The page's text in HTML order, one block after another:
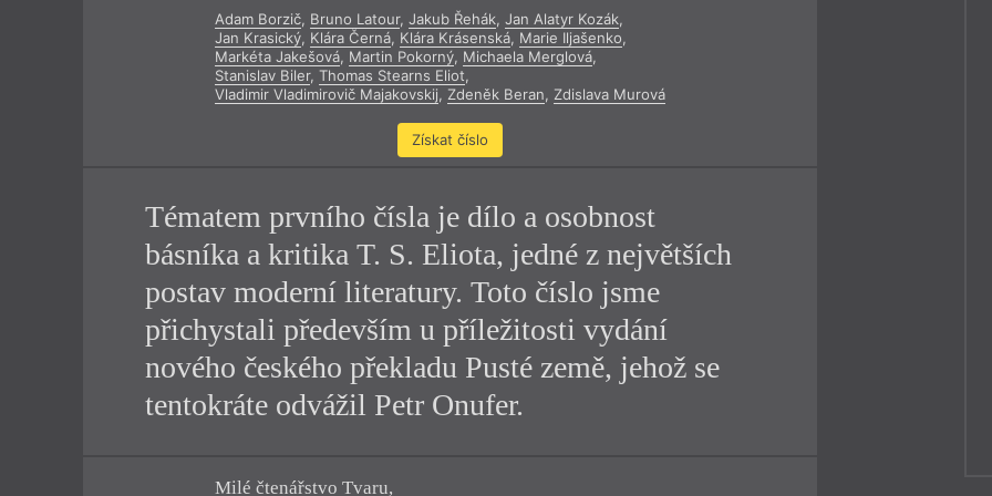
Výroční ceny
Adam Borzič, Bruno Latour, Jakub Řehák, Jan Alatyr Kozák,
Jan Krasický, Klára Černá, Klára Krásenská, Marie Iljašenko,
Markéta Jakešová, Martin Pokorný, Michaela Merglová,
Stanislav Biler, Thomas Stearns Eliot,
Vladimir Vladimirovič Majakovskij, Zdeněk Beran, Zdislava Murová
Získat číslo
Tématem prvního čísla je dílo a osobnost
básníka a kritika T. S. Eliota, jedné z největších
postav moderní literatury. Toto číslo jsme
přichystali především u příležitosti vydání
nového českého překladu Pusté země, jehož se
tentokráte odvážil Petr Onufer.
Milé čtenářstvo Tvaru,